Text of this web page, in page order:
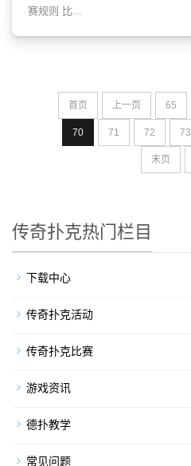
赛规则 比...
首页 上一页 65
70 71 72 73
末页
传奇扑克热门栏目
下载中心
传奇扑克活动
传奇扑克比赛
游戏资讯
德扑教学
常见问题